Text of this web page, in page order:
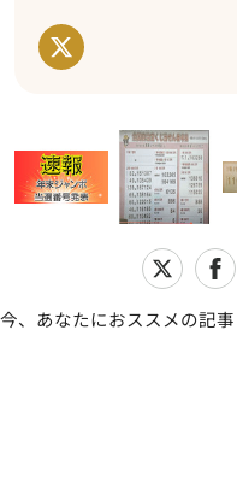
今、あなたにおススメの記事